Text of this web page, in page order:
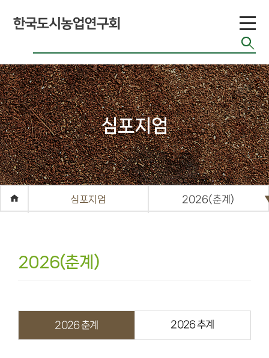
도시농업 법령
반려식물
관련 사이트
커
뮤
니
티
도시농업 관련
심포지엄
심포지엄 2026(춘계)
2026(춘계)
2026 춘계 2026 추계